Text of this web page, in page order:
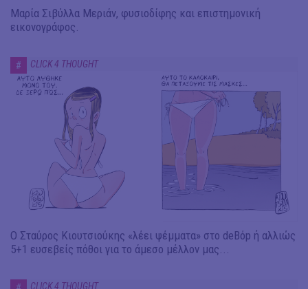
Μαρία Σιβύλλα Μεριάν, φυσιοδίφης και επιστημονική
εικονογράφος.
# CLICK 4 THOUGHT
Ο Σταύρος Κιουτσιούκης «λέει ψέμματα» στο deBόp ή αλλιώς
5+1 ευσεβείς πόθοι για το άμεσο μέλλον μας...
CLICK 4 THOUGHT